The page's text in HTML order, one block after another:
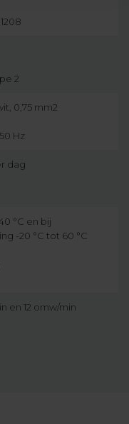
2
0,75 mm2
Hz
dag
°C en bij
-20 °C tot 60 °C
en 12 omw/min